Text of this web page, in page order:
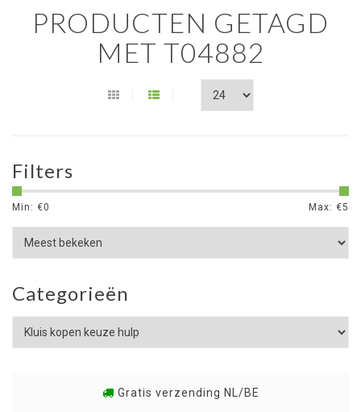
PRODUCTEN GETAGD
MET T04882
Filters
Min: €0 Max: €5
Categorieën
Gratis verzending NL/BE